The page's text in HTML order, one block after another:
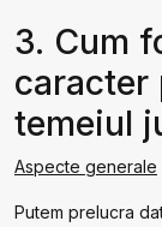
3. Cum
caracter
temeiul
Aspecte generale
Putem prelucra